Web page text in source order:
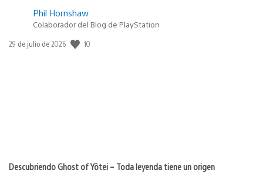
Phil Hornshaw
Colaborador del Blog de PlayStation
Fecha
29 de julio de 2026 10
Descubriendo Ghost of Yōtei – Toda leyenda tiene un origen